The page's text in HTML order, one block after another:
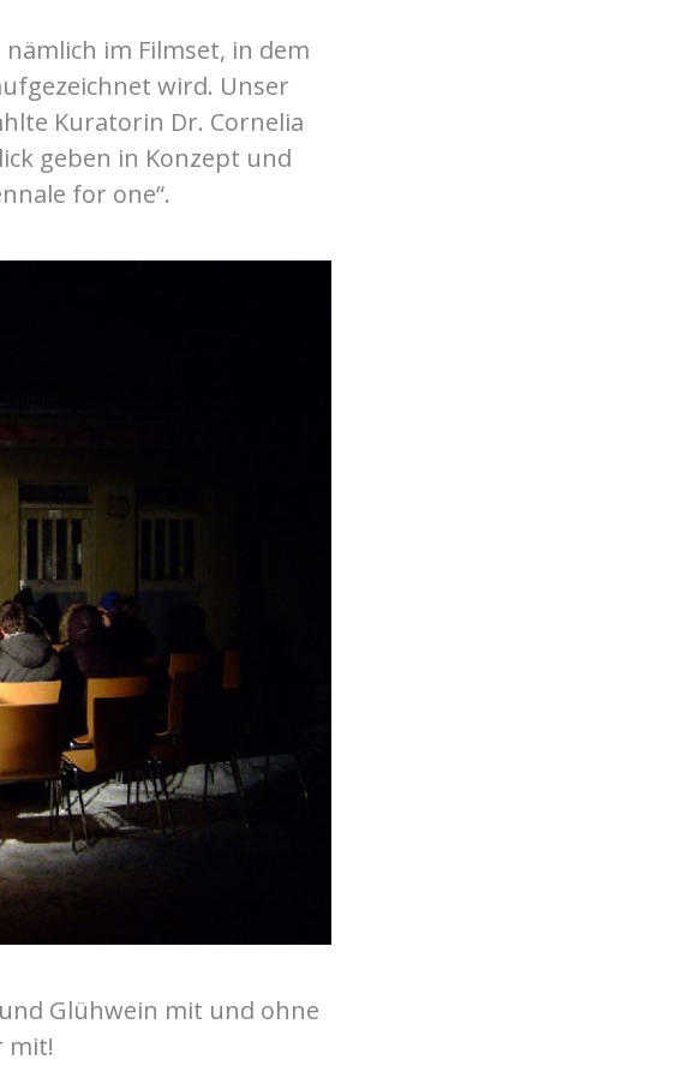
im Filmset, in dem
wird. Unser
Kuratorin Dr. Cornelia
geben in Konzept und
for one“.
Glühwein mit und ohne
mit!